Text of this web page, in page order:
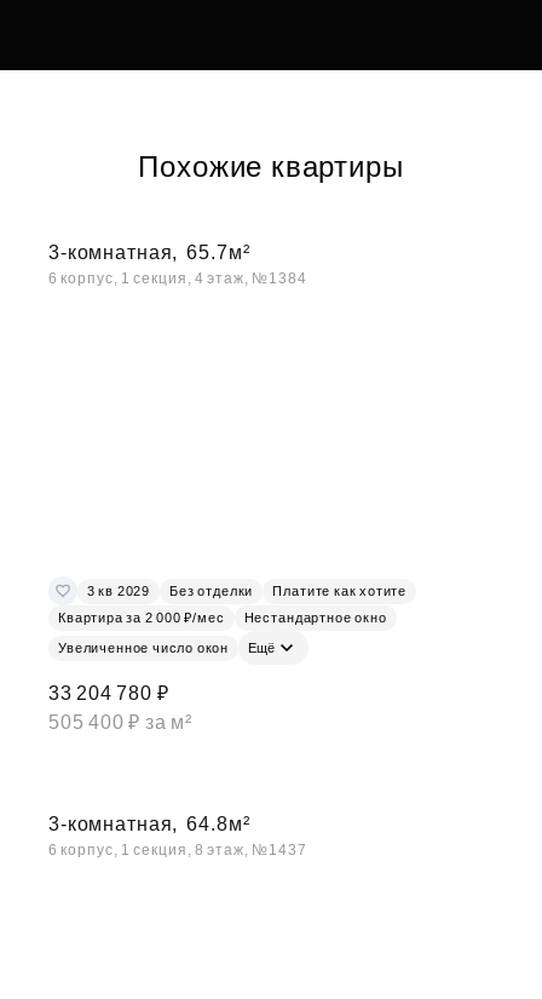
Похожие квартиры
3-комнатная, 65.7м²
6 корпус, 1 секция, 4 этаж, №1384
3 кв 2029 Без отделки
Платите как хотите
Квартира за 2 000 ₽/мес
Нестандартное окно
Увеличенное число окон Ещё
33 204 780 ₽
505 400 ₽ за м²
3-комнатная, 64.8м²
6 корпус, 1 секция, 8 этаж, №1437